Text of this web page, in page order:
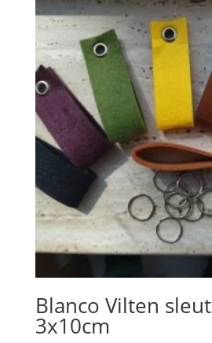
Blanco Vilten
3x10cm